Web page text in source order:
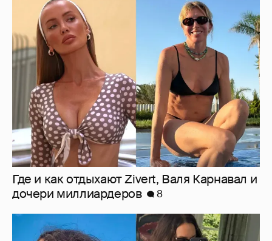
Где и как отдыхают Zivert, Валя Карнавал и
дочери миллиардеров
8